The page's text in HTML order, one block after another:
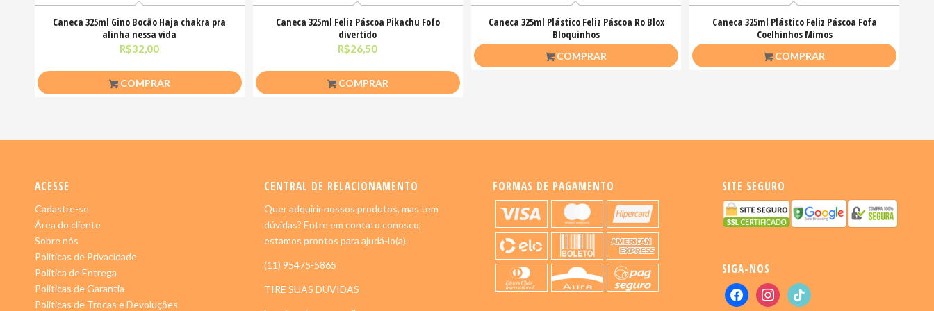
Caneca 325ml Gino Bocão Haja chakra pra
alinha nessa vida
R$32,00
COMPRAR
Caneca 325ml Feliz Páscoa Pikachu Fofo
divertido
R$26,50
COMPRAR
Caneca 325ml Plástico Feliz Páscoa Ro Blox
Bloquinhos
COMPRAR
Caneca 325ml Plástico Feliz Páscoa Fofa
Coelhinhos Mimos
COMPRAR
ACESSE
Cadastre-se
Área do cliente
Sobre nós
Políticas de Privacidade
Política de Entrega
Políticas de Garantia
Políticas de Trocas e Devoluções
CENTRAL DE RELACIONAMENTO
Quer adquirir nossos produtos, mas tem
dúvidas? Entre em contato conosco,
estamos prontos para ajudá-lo(a).
(11) 95475-5865
TIRE SUAS DÚVIDAS
FORMAS DE PAGAMENTO SITE SEGURO
SIGA-NOS